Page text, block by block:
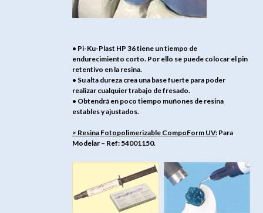
• Pi-Ku-Plast HP 36 tiene un tiempo de
endurecimiento corto. Por ello se puede colocar el pin
retentivo en la resina.
• Su alta dureza crea una base fuerte para poder
realizar cualquier trabajo de fresado.
• Obtendrá en poco tiempo muñones de resina
estables y ajustados.
> Resina Fotopolimerizable CompoForm UV:Para
Modelar – Ref: 54001150.